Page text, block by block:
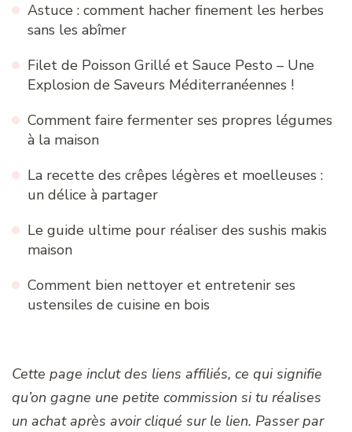
Astuce : comment hacher finement les herbes
sans les abîmer
Filet de Poisson Grillé et Sauce Pesto – Une
Explosion de Saveurs Méditerranéennes !
Comment faire fermenter ses propres légumes
à la maison
La recette des crêpes légères et moelleuses :
un délice à partager
Le guide ultime pour réaliser des sushis makis
maison
Comment bien nettoyer et entretenir ses
ustensiles de cuisine en bois
Cette page inclut des liens affiliés, ce qui signifie
qu’on gagne une petite commission si tu réalises
un achat après avoir cliqué sur le lien. Passer par